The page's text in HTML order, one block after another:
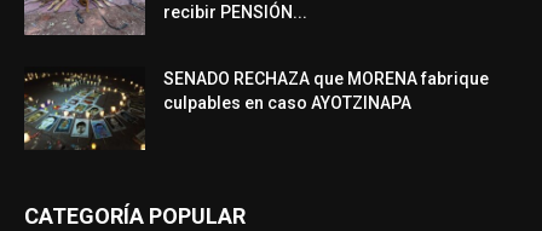
recibir PENSIÓN...
SENADO RECHAZA que MORENA fabrique
culpables en caso AYOTZINAPA
CATEGORÍA POPULAR